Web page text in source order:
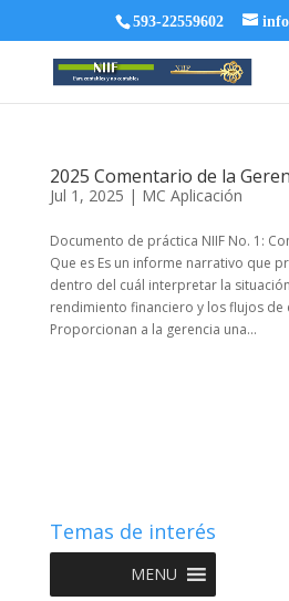
593-22559602
2025 Comentario de la
Jul 1, 2025 | MC Aplicación
Documento de práctica NIIF No. 1:
Que es Es un informe narrativo que
dentro del cuál interpretar la
rendimiento financiero y los flujos de
Proporcionan a la gerencia una...
Temas de interés
MENU